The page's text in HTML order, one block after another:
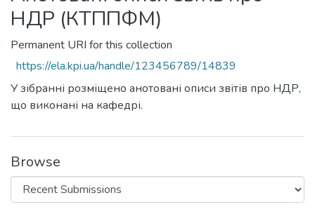
НДР (КТППФМ)
Permanent URI for this collection
https://ela.kpi.ua/handle/123456789/14839
У зібранні розміщено анотовані описи звітів про НДР,
що виконані на кафедрі.
Browse